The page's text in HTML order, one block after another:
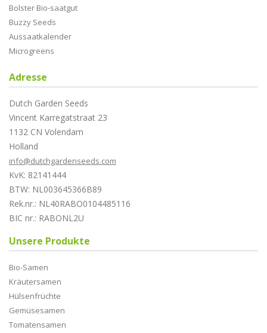
Bolster Bio-saatgut
Buzzy Seeds
Aussaatkalender
Microgreens
Adresse
Dutch Garden Seeds
Vincent Karregatstraat 23
1132 CN Volendam
Holland
info@dutchgardenseeds.com
KvK: 82141444
BTW: NL003645366B89
Rek.nr.: NL40RABO0104485116
BIC nr.: RABONL2U
Unsere Produkte
Bio-Samen
Kräutersamen
Hülsenfrüchte
Gemüsesamen
Tomatensamen